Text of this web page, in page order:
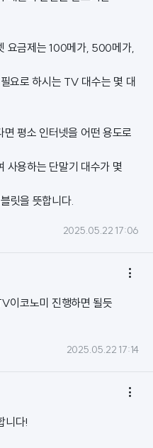
요금제는 100메가, 500메가,
요로 하시는 TV 대수는 몇 대
평소 인터넷을 어떤 용도로
사용하는 단말기 대수가 몇
릿을 뜻합니다.
2025.05.22 17:06

이코노미 진행하면 될듯
2025.05.22 17:14

니다!